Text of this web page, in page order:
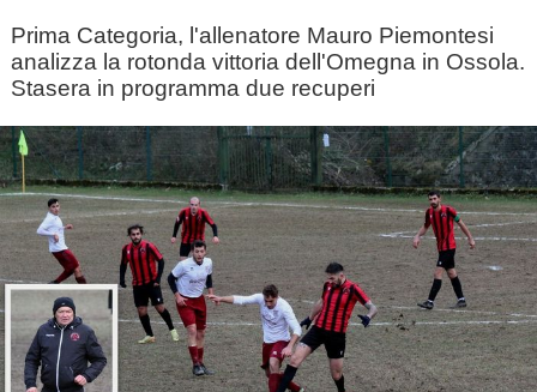
Prima Categoria, l'allenatore Mauro Piemontesi
analizza la rotonda vittoria dell'Omegna in Ossola.
Stasera in programma due recuperi